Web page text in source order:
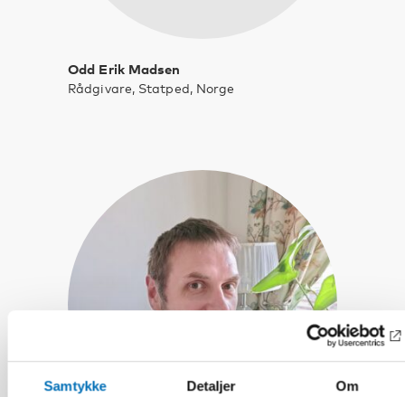
Samtykke Detaljer Om
Odd Erik Madsen
Rådgivare, Statped, Norge